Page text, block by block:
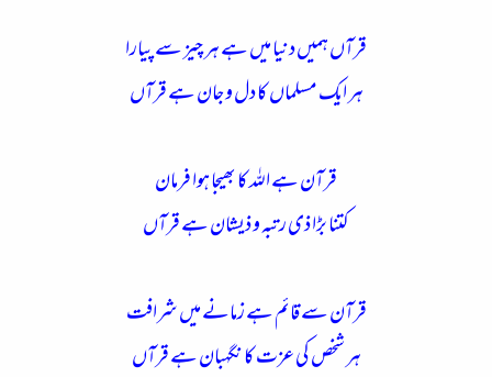
قرآں ہمیں دنیا میں ہے ہر چيز سے پیارا
ہر ایک مسلماں کا دل و جان ہے قرآں
قرآن ہے اللہ کا بھیجا ہوا فرمان
کتنا بڑا ذی رتبہ و ذیشان ہے قرآں
قرآن سے قائم ہے زمانے میں شرافت
ہر شخص کی عزت کا نگہبان ہے قرآں